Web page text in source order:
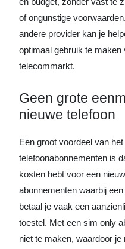
of ongunstige
andere provider kan je
optimaal gebruik te
telecommarkt.
Geen grote
nieuwe telefoon
Een groot voordeel van
telefoonabonnementen is
kosten hebt voor een
abonnementen waarbij
betaal je vaak een
toestel. Met een sim only
niet te maken, waardoor